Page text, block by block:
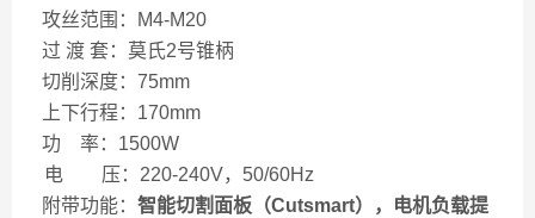
攻丝范围：
M4-M20
过 渡 套： 莫氏2号锥柄
切削深度：75mm
上下行程：170mm
功
率：1500W
电 压：220-240V，50/60Hz
附带功能： 智能切割面板（Cutsmart） ，电机负载提